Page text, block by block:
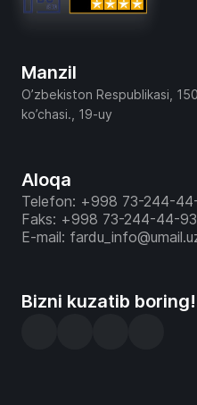
Manzil
O’zbekiston Respublikasi,
ko’chasi., 19-uy
Aloqa
Telefon: +998 73-244-
Faks: +998 73-244-44-93
E-mail:
Bizni kuzatib boring!